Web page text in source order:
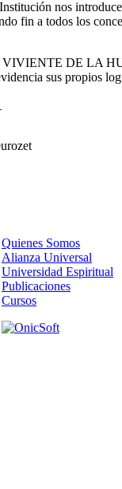
nos
fin a todos los
DE LA
sus propios
Quienes Somos
Alianza Universal
Universidad Espiritual
Publicaciones
Cursos